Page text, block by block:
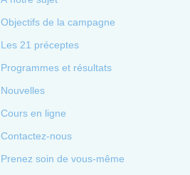
Objectifs de la campagne
Les 21 préceptes
Programmes et résultats
Nouvelles
Cours en ligne
Contactez-nous
Prenez soin de vous-même